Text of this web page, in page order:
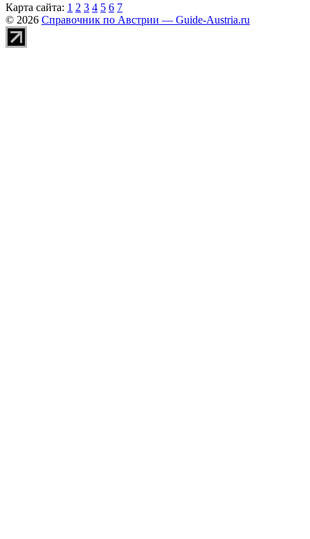
Карта сайта: 1 2 3 4 5 6 7
© 2026 Справочник по Австрии — Guide-Austria.ru